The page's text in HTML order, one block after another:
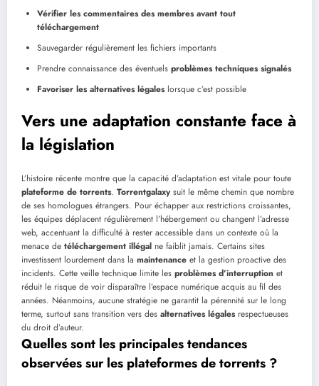
Vérifier les commentaires des membres avant tout
téléchargement
Sauvegarder régulièrement les fichiers importants
Prendre connaissance des éventuels problèmes techniques signalés
Favoriser les alternatives légaleslorsque c’est possible
Vers une adaptation constante face à
la législation
L’histoire récente montre que la capacité d’adaptation est vitale pour toute
plateforme de torrents. Torrentgalaxysuit le même chemin que nombre
de ses homologues étrangers. Pour échapper aux restrictions croissantes,
les équipes déplacent régulièrement l’hébergement ou changent l’adresse
web, accentuant la difficulté à rester accessible dans un contexte où la
menace de téléchargement illégal ne faiblit jamais. Certains sites
investissent lourdement dans la maintenance et la gestion proactive des
incidents. Cette veille technique limite les problèmes d’interruption et
réduit le risque de voir disparaître l’espace numérique acquis au fil des
années. Néanmoins, aucune stratégie ne garantit la pérennité sur le long
terme, surtout sans transition vers des alternatives légalesrespectueuses
du droit d’auteur.
Quelles sont les principales tendances
observées sur les plateformes de torrents ?